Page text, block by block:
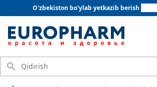
O'zbekiston bo'ylab yetkazib berish
Qidirish